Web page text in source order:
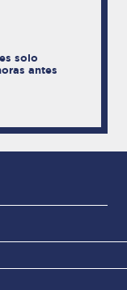
solo
antes